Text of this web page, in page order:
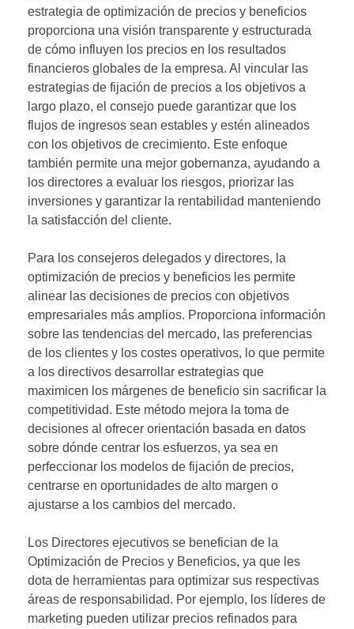
estrategia de optimización de precios y beneficios
proporciona una visión transparente y estructurada
de cómo influyen los precios en los resultados
financieros globales de la empresa. Al vincular las
estrategias de fijación de precios a los objetivos a
largo plazo, el consejo puede garantizar que los
flujos de ingresos sean estables y estén alineados
con los objetivos de crecimiento. Este enfoque
también permite una mejor gobernanza, ayudando a
los directores a evaluar los riesgos, priorizar las
inversiones y garantizar la rentabilidad manteniendo
la satisfacción del cliente.
Para los consejeros delegados y directores, la
optimización de precios y beneficios les permite
alinear las decisiones de precios con objetivos
empresariales más amplios. Proporciona información
sobre las tendencias del mercado, las preferencias
de los clientes y los costes operativos, lo que permite
a los directivos desarrollar estrategias que
maximicen los márgenes de beneficio sin sacrificar la
competitividad. Este método mejora la toma de
decisiones al ofrecer orientación basada en datos
sobre dónde centrar los esfuerzos, ya sea en
perfeccionar los modelos de fijación de precios,
centrarse en oportunidades de alto margen o
ajustarse a los cambios del mercado.
Los Directores ejecutivos se benefician de la
Optimización de Precios y Beneficios, ya que les
dota de herramientas para optimizar sus respectivas
áreas de responsabilidad. Por ejemplo, los líderes de
marketing pueden utilizar precios refinados para